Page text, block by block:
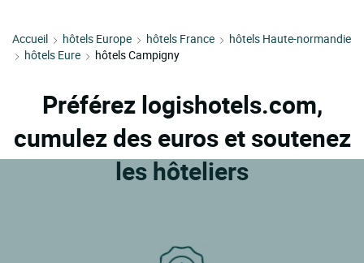
Accueil hôtels Europe hôtels France
hôtels Haute-normandie
hôtels Eure
hôtels Campigny
Préférez logishotels.com,
cumulez des euros et soutenez
les hôteliers